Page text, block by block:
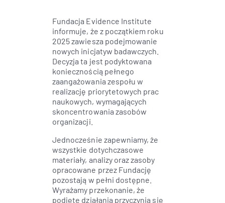
TRANSLATIONS
SEE MORE
Fundacja Evidence Institute
informuje, że z początkiem roku
2025 zawiesza podejmowanie
nowych inicjatyw badawczych.
Decyzja ta jest podyktowana
koniecznością pełnego
zaangażowania zespołu w
realizację priorytetowych prac
naukowych, wymagających
skoncentrowania zasobów
organizacji.
Jednocześnie zapewniamy, że
wszystkie dotychczasowe
materiały, analizy oraz zasoby
opracowane przez Fundację
pozostają w pełni dostępne.
Wyrażamy przekonanie, że
podjęte działania przyczynią się